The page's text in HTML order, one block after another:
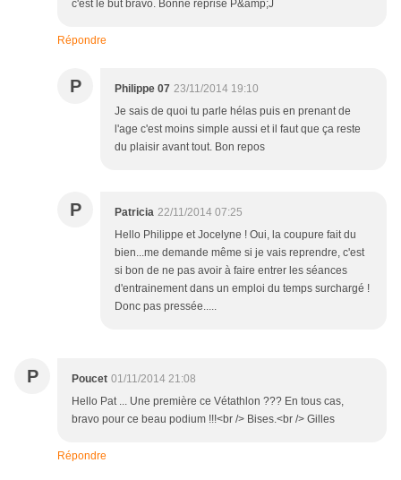
c'est le but bravo. Bonne reprise P&amp;J
Répondre
P Philippe 07 23/11/2014 19:10
Je sais de quoi tu parle hélas puis en prenant de
l'age c'est moins simple aussi et il faut que ça reste
du plaisir avant tout. Bon repos
P Patricia 22/11/2014 07:25
Hello Philippe et Jocelyne ! Oui, la coupure fait du
bien...me demande même si je vais reprendre, c'est
si bon de ne pas avoir à faire entrer les séances
d'entrainement dans un emploi du temps surchargé !
Donc pas pressée.....
P Poucet 01/11/2014 21:08
Hello Pat ... Une première ce Vétathlon ??? En tous cas,
bravo pour ce beau podium !!!<br /> Bises.<br /> Gilles
Répondre